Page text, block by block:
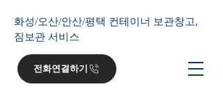
전화연결하기
화성/오산/안산/평택 컨테이너 보관창고,
짐보관 서비스